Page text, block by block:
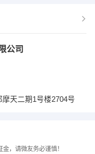
公司
天二期1号楼2704号
，请微友务必谨慎！